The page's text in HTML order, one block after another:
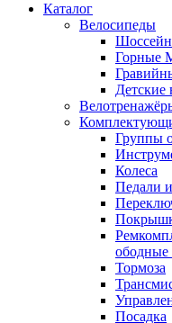
Каталог
Велосипеды
Горные
Детские
Группы
Колеса
Педали
ободные
Тормоза
Посадка